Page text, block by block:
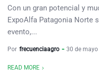
Con un gran potencial y
ExpoAlfa Patagonia Norte
evento,...
Por frecuenciaagro 30 de
READ MORE